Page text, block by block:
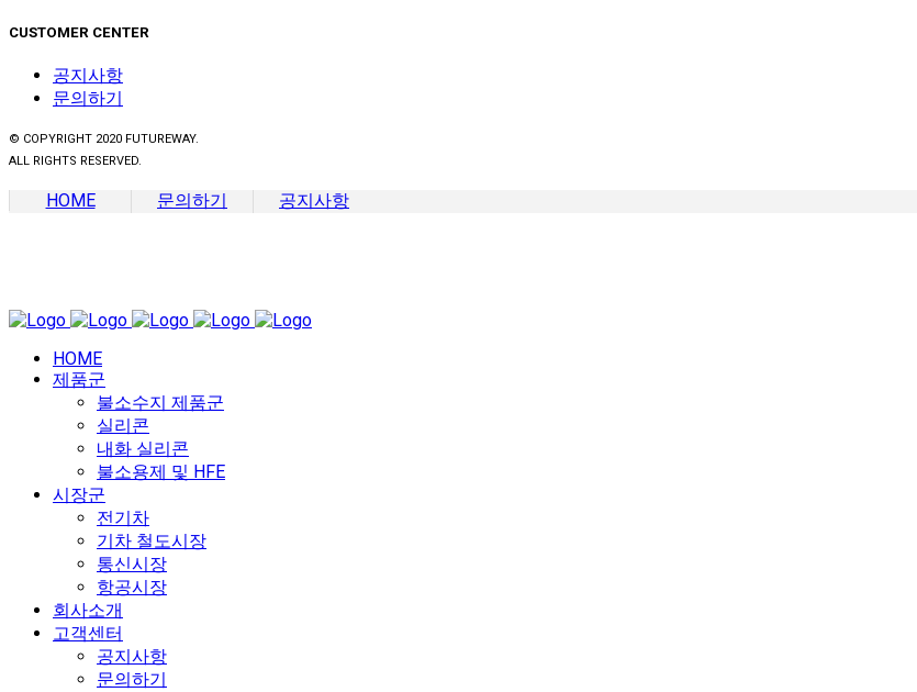
CUSTOMER CENTER
공지사항
문의하기
© COPYRIGHT 2020 FUTUREWAY.
ALL RIGHTS RESERVED.
HOME 문의하기 공지사항
HOME
제품군
불소수지 제품군
실리콘
내화 실리콘
불소용제 및 HFE
시장군
전기차
기차 철도시장
통신시장
항공시장
회사소개
고객센터
공지사항
문의하기